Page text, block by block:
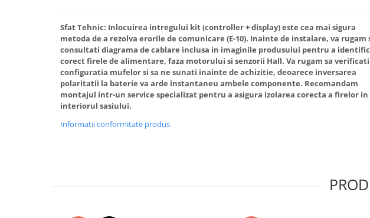
forceOriginalForEdit=1&preview=00681
Sfat Tehnic: Inlocuirea intregului kit (controller + display) este cea mai sigura
metoda de a rezolva erorile de comunicare (E-10). Inainte de instalare, va rugam
consultati diagrama de cablare inclusa in imaginile produsului pentru a
corect firele de alimentare, faza motorului si senzorii Hall. Va rugam sa verificati
configuratia mufelor si sa ne sunati inainte de achizitie, deoarece inversarea
polaritatii la baterie va arde instantaneu ambele componente. Recomandam
montajul intr-un service specializat pentru a asigura izolarea corecta a firelor in
interiorul sasiului.
Informatii conformitate produs